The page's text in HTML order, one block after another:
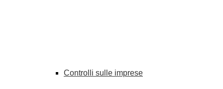
Controlli sulle imprese